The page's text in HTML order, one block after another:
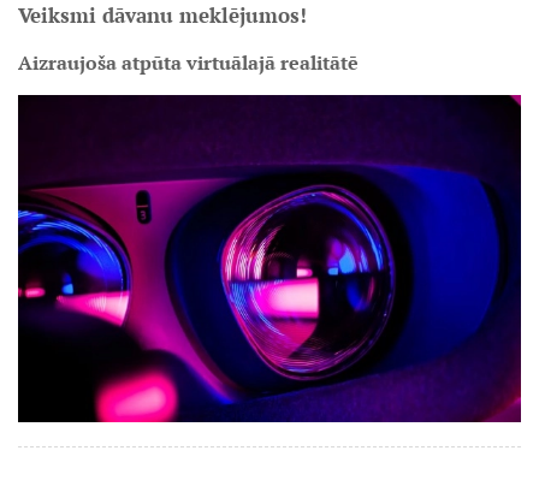
Veiksmi dāvanu meklējumos!
Aizraujoša atpūta virtuālajā realitātē